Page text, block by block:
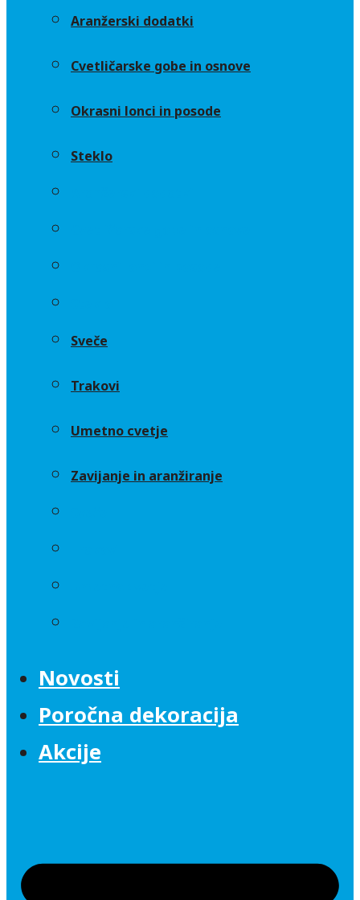
Aranžerski dodatki
Cvetličarske gobe in osnove
Okrasni lonci in posode
Steklo
Sveče
Trakovi
Umetno cvetje
Zavijanje in aranžiranje
Novosti
Poročna dekoracija
Akcije